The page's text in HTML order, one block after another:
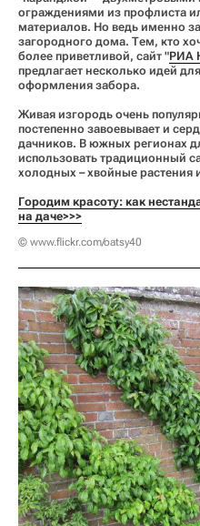
ограждениями из профлиста
материалов. Но ведь именно
загородного дома. Тем, кто
более приветливой, сайт "РИА
предлагает несколько идей
оформления забора.
Живая изгородь очень
постепенно завоевывает и
дачников. В южных регионах
использовать традиционный
холодных – хвойные растения
Городим красоту: как
на даче>>>
© www.flickr.com/oatsy40